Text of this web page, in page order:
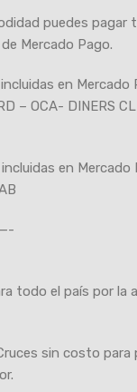
puedes pagar
Mercado Pago.
en Mercado
– OCA- DINERS
en Mercado
todo el país por la
sin costo para